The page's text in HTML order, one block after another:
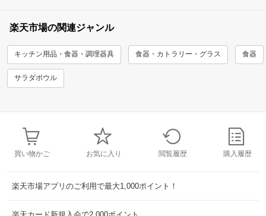
楽天市場の関連ジャンル
キッチン用品・食器・調理器具 食器・カトラリー・グラス 食器
サラダボウル
買い物かご お気に入り 閲覧履歴 購入履歴
楽天市場アプリのご利用で最大1,000ポイント！